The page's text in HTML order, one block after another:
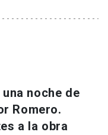
noche de
Romero.
a la obra